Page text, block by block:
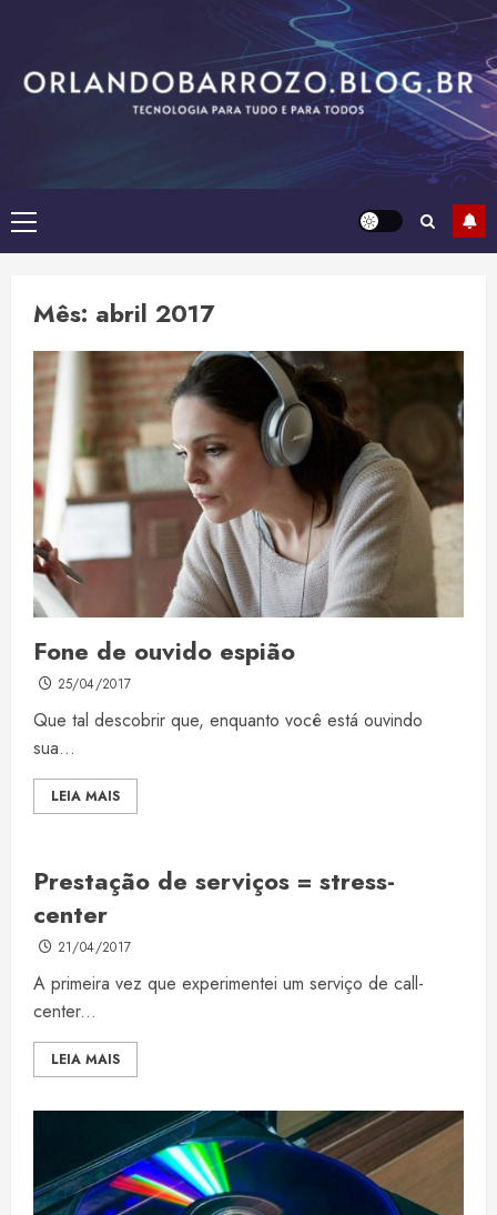
content
Primary
Menu
Mês: abril 2017
Fone de ouvido espião
25/04/2017
Que tal descobrir que, enquanto você está ouvindo
sua...
LEIA MAIS
Prestação de serviços = stress-
center
21/04/2017
A primeira vez que experimentei um serviço de call-
center...
LEIA MAIS